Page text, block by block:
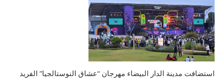
استضافت مدينة الدار البيضاء مهرجان “عشاق النوستالجيا” الفريد